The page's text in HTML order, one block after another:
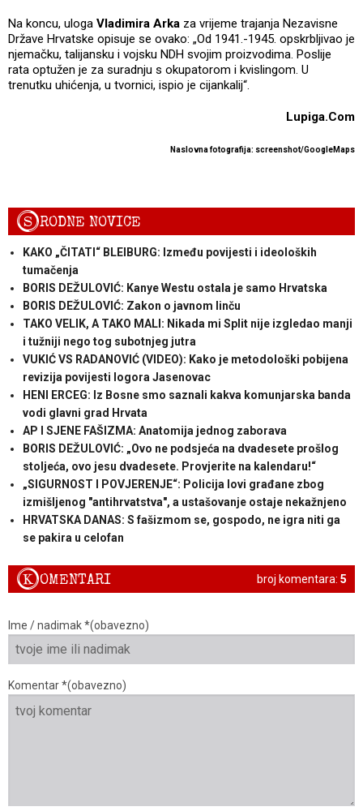
Na koncu, uloga Vladimira Arka za vrijeme trajanja Nezavisne
Države Hrvatske opisuje se ovako: „Od 1941.-1945. opskrbljivao je
njemačku, talijansku i vojsku NDH svojim proizvodima. Poslije
rata optužen je za suradnju s okupatorom i kvislingom. U
trenutku uhićenja, u tvornici, ispio je cijankalij“.
Lupiga.Com
Naslovna fotografija: screenshot/GoogleMaps
SRODNE NOVICE
KAKO „ČITATI“ BLEIBURG: Između povijesti i ideoloških
tumačenja
BORIS DEŽULOVIĆ: Kanye Westu ostala je samo Hrvatska
BORIS DEŽULOVIĆ: Zakon o javnom linču
TAKO VELIK, A TAKO MALI: Nikada mi Split nije izgledao manji
i tužniji nego tog subotnjeg jutra
VUKIĆ VS RADANOVIĆ (VIDEO): Kako je metodološki pobijena
revizija povijesti logora Jasenovac
HENI ERCEG: Iz Bosne smo saznali kakva komunjarska banda
vodi glavni grad Hrvata
AP I SJENE FAŠIZMA: Anatomija jednog zaborava
BORIS DEŽULOVIĆ: „Ovo ne podsjeća na dvadesete prošlog
stoljeća, ovo jesu dvadesete. Provjerite na kalendaru!“
„SIGURNOST I POVJERENJE“: Policija lovi građane zbog
izmišljenog "antihrvatstva", a ustašovanje ostaje nekažnjeno
HRVATSKA DANAS: S fašizmom se, gospodo, ne igra niti ga
se pakira u celofan
broj komentara: 5
KOMENTARI
Ime / nadimak *(obavezno)
Komentar *(obavezno)